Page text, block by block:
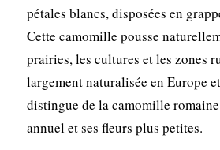
pétales blancs, disposées en
Cette camomille pousse
prairies, les cultures et les zones
largement naturalisée en Europe
distingue de la camomille
annuel et ses fleurs plus petites.